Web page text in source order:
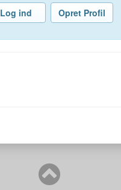
Log ind
Opret Profil